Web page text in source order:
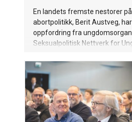
En landets fremste nestorer på
abortpolitikk, Berit Austveg,
oppfordring fra
Seksualpolitisk Nettverk for
diskusjonen med "utestemme"
ungdomspartiene til Kristelig
Rødt.